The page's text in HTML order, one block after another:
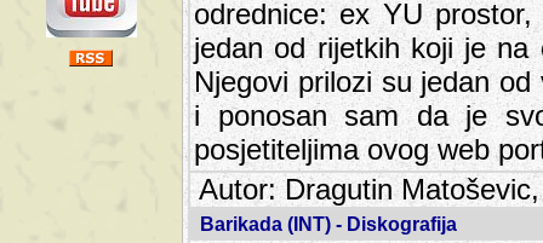
odrednice: ex YU
jedan od rijetkih koji je na
Njegovi prilozi su jedan
i ponosan sam da je
posjetiteljima ovog web
Autor: Dragutin
Barikada (INT) - Diskografija